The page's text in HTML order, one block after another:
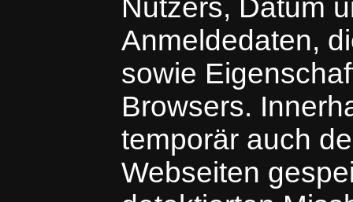
Nutzers, Datum
Anmeldedaten,
sowie
Browsers.
temporär auch
Webseiten